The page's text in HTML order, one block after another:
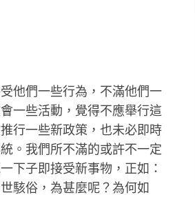
他們一些行為，不滿他們一
一些活動，覺得不應舉行這
行一些新政策，也未必即時
。我們所不滿的或許不一定
下子即接受新事物，正如：
駭俗，為甚麼呢？為何如